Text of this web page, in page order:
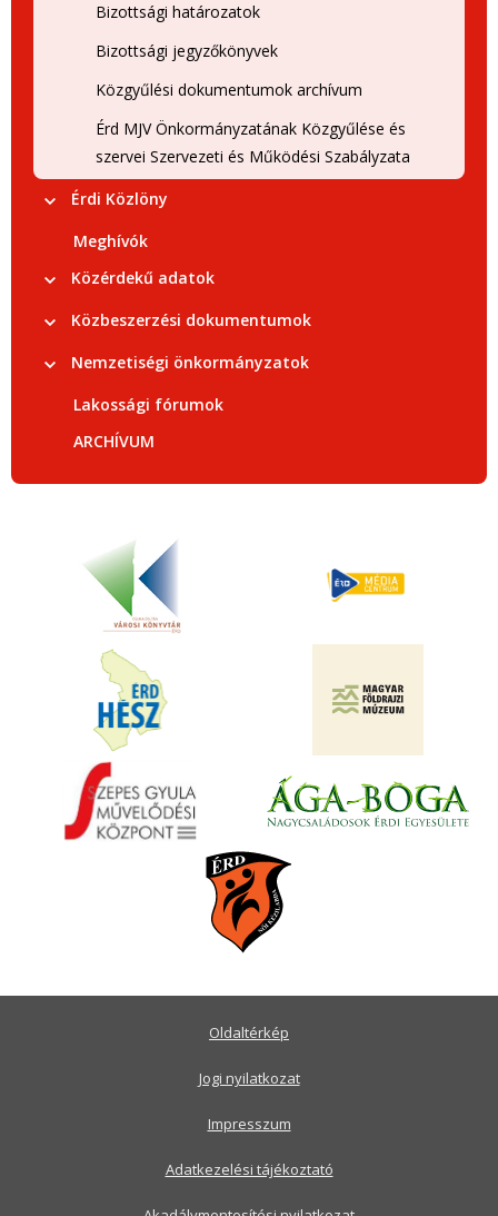
Bizottsági határozatok
Bizottsági jegyzőkönyvek
Közgyűlési dokumentumok archívum
Érd MJV Önkormányzatának Közgyűlése és
szervei Szervezeti és Működési Szabályzata
Érdi Közlöny
Meghívók
Közérdekű adatok
Közbeszerzési dokumentumok
Nemzetiségi önkormányzatok
Lakossági fórumok
ARCHÍVUM
Oldaltérkép
Jogi nyilatkozat
Impresszum
Adatkezelési tájékoztató